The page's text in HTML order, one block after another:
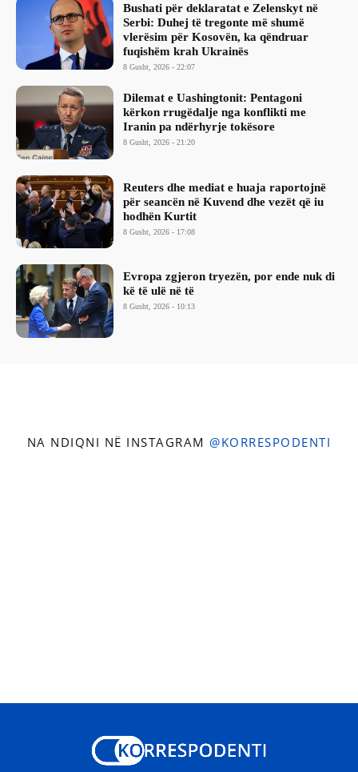
Bushati për deklaratat e Zelenskyt në
Serbi: Duhej të tregonte më shumë
vlerësim për Kosovën, ka qëndruar
fuqishëm krah Ukrainës
8 Gusht, 2026 - 22:07
Dilemat e Uashingtonit: Pentagoni
kërkon rrugëdalje nga konflikti me
Iranin pa ndërhyrje tokësore
8 Gusht, 2026 - 21:20
Reuters dhe mediat e huaja raportojnë
për seancën në Kuvend dhe vezët që iu
hodhën Kurtit
8 Gusht, 2026 - 17:08
Evropa zgjeron tryezën, por ende nuk di
kë të ulë në të
8 Gusht, 2026 - 10:13
NA NDIQNI NË INSTAGRAM @KORRESPODENTI